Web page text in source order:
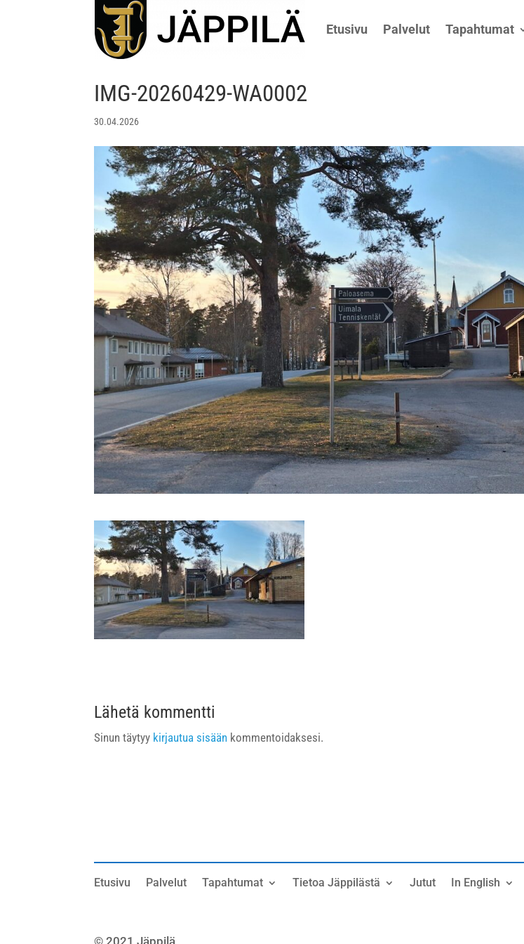
Etusivu Palvelut Tapahtumat
IMG-20260429-WA0002
30.04.2026
Lähetä kommentti
Sinun täytyy kirjautua sisään kommentoidaksesi.
Etusivu Palvelut Tapahtumat Tietoa Jäppilästä Jutut In English